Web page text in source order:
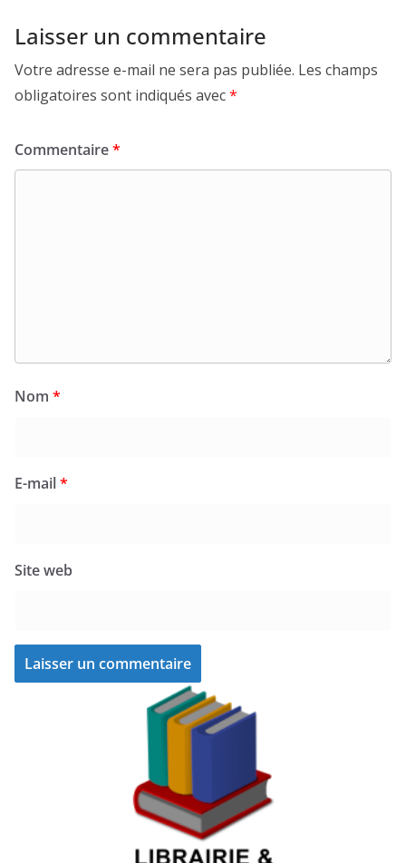
Laisser un commentaire
Votre adresse e-mail ne sera pas publiée. Les champs
obligatoires sont indiqués avec*
Commentaire*
Nom *
E-mail*
Site web